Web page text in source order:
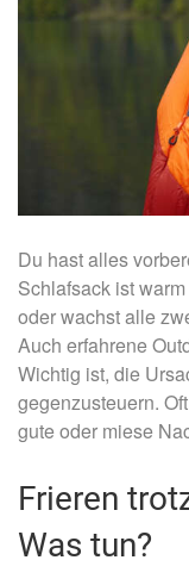
Du hast alles
Schlafsack ist
oder wachst alle
Auch erfahrene
Wichtig ist, die
gegenzusteuern.
gute oder miese
Frieren
Was tun?